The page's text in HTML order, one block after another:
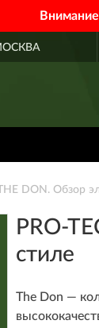
TECH В
DON. Обзор
PRO-
стиле
The Don —